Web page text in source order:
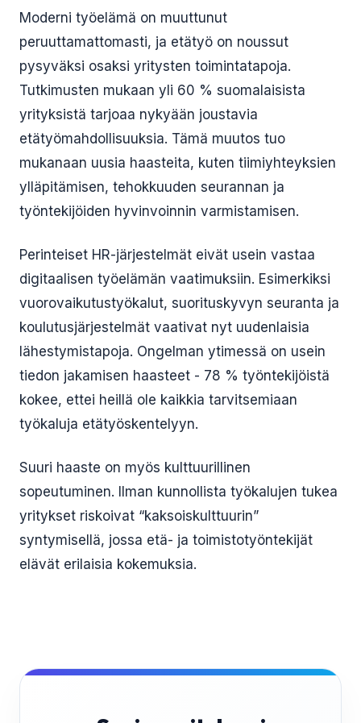
Moderni työelämä on muuttunut
peruuttamattomasti, ja etätyö on noussut
pysyväksi osaksi yritysten toimintatapoja.
Tutkimusten mukaan yli 60 % suomalaisista
yrityksistä tarjoaa nykyään joustavia
etätyömahdollisuuksia. Tämä muutos tuo
mukanaan uusia haasteita, kuten tiimiyhteyksien
ylläpitämisen, tehokkuuden seurannan ja
työntekijöiden hyvinvoinnin varmistamisen.
Perinteiset HR-järjestelmät eivät usein vastaa
digitaalisen työelämän vaatimuksiin. Esimerkiksi
vuorovaikutustyökalut, suorituskyvyn seuranta ja
koulutusjärjestelmät vaativat nyt uudenlaisia
lähestymistapoja. Ongelman ytimessä on usein
tiedon jakamisen haasteet - 78 % työntekijöistä
kokee, ettei heillä ole kaikkia tarvitsemiaan
työkaluja etätyöskentelyyn.
Suuri haaste on myös kulttuurillinen
sopeutuminen. Ilman kunnollista työkalujen tukea
yritykset riskoivat “kaksoiskulttuurin”
syntymisellä, jossa etä- ja toimistotyöntekijät
elävät erilaisia kokemuksia.